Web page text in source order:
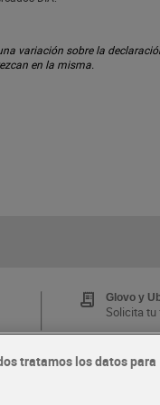
variación sobre la
en la misma.
Glovo y
Solicita tu
tratamos los datos para